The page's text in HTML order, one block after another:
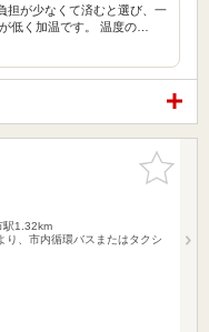
担が少なくて済むと選び、一
低く加温です。 温度の…
お気に入
りに追加
駅1.32km
り、市内循環バスまたはタクシ